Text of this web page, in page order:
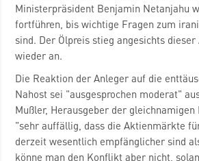
Ministerpräsident Benjamin Netanjahu
fortführen, bis wichtige Fragen zum
sind. Der Ölpreis stieg angesichts dieser
wieder an.
Die Reaktion der Anleger auf die
Nahost sei "ausgesprochen moderat"
Mußler, Herausgeber der
"sehr auffällig, dass die Aktienmärkte
derzeit wesentlich empfänglicher sind
könne man den Konflikt aber nicht,